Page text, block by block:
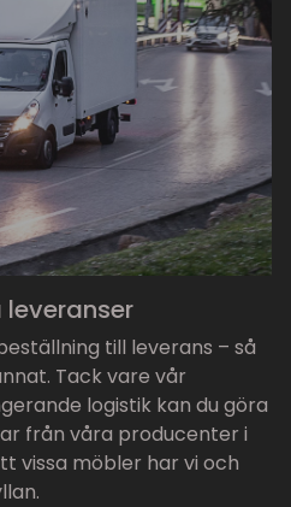
till leverans – så
Tack vare vår
logistik kan du göra
från våra producenter i
vissa möbler har vi och